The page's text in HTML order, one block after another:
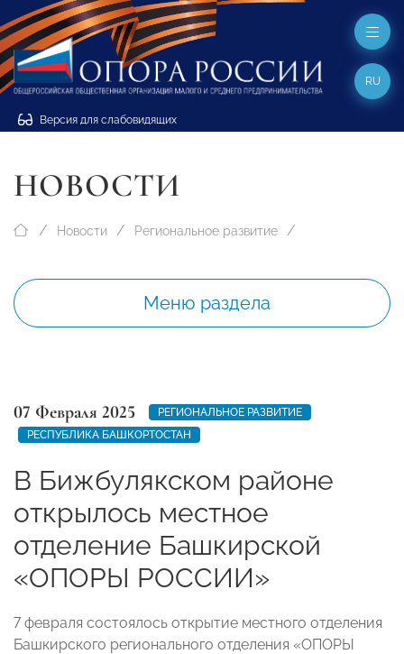
Версия для слабовидящих
RU
НОВОСТИ
Новости Региональное развитие
Меню раздела
07 Февраля 2025
РЕГИОНАЛЬНОЕ РАЗВИТИЕ
РЕСПУБЛИКА БАШКОРТОСТАН
В Бижбулякском районе
открылось местное
отделение Башкирской
«ОПОРЫ РОССИИ»
7 февраля состоялось открытие местного отделения
Башкирского регионального отделения «ОПОРЫ